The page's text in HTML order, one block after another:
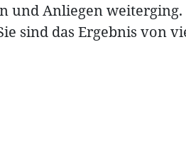
und Anliegen
sind das Ergebnis von